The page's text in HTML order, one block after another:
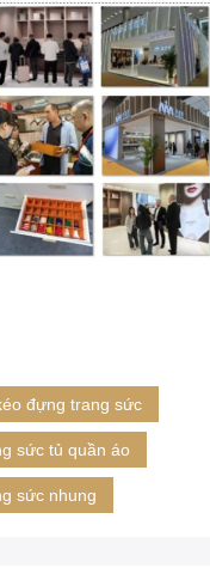
đựng trang sức
sức tủ quần áo
sức nhung